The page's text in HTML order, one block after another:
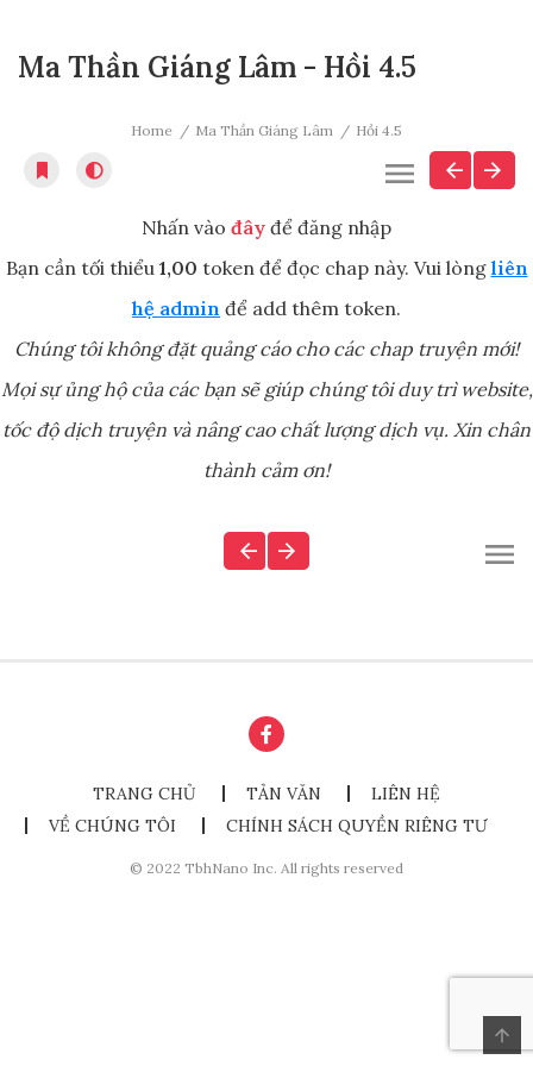
Ma Thần Giáng Lâm - Hồi 4.5
Home Ma Thần Giáng Lâm Hồi 4.5
Nhấn vào đây để đăng nhập
Bạn cần tối thiểu 1,00 token để đọc chap này. Vui lòng liên
hệ admin để add thêm token.
Chúng tôi không đặt quảng cáo cho các chap truyện mới!
Mọi sự ủng hộ của các bạn sẽ giúp chúng tôi duy trì website,
tốc độ dịch truyện và nâng cao chất lượng dịch vụ. Xin chân
thành cảm ơn!
TRANG CHỦ TẢN VĂN
LIÊN HỆ
VỀ CHÚNG TÔI
CHÍNH SÁCH QUYỀN RIÊNG TƯ
© 2022 TbhNano Inc. All rights reserved